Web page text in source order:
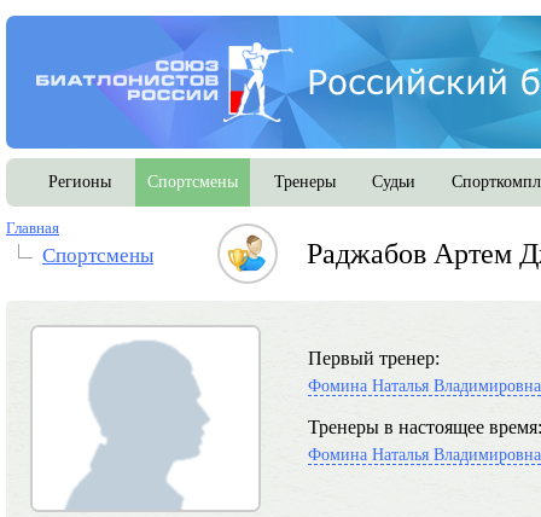
Регионы Спортсмены Тренеры Судьи
Главная
Спортсмены Раджабов Артем
Первый тренер:
Фомина Наталья Владимировна
Тренеры в настоящее время:
Фомина Наталья Владимировна